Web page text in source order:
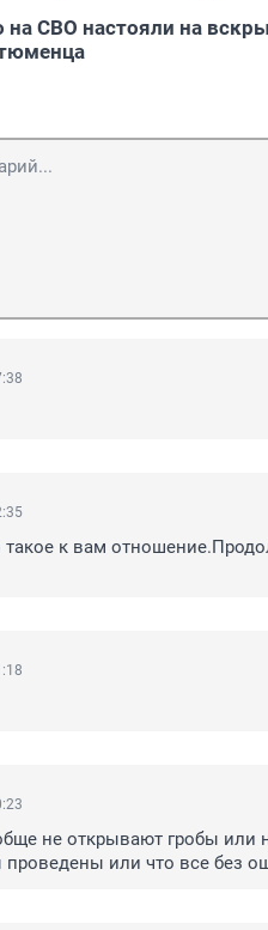
СВО настояли на
к вам
не открывают гробы или
проведены или что все без